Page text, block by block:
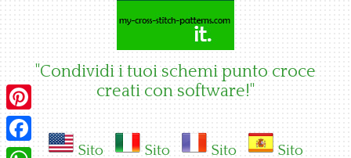
"Condividi i tuoi schemi punto croce
creati con software!"
Sito Sito Sito Sito
Pinterest
Facebook